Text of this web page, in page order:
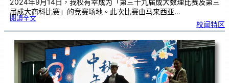
2024年9月14日，我校有幸成为「第三十九届成大数理比赛及第三
届成大商科比赛」的竞赛场地。此次比赛由马来西亚…
閱讀全文:「
十
届
成
大
数
理
比
赛
及第
三
届
成
校闻特区